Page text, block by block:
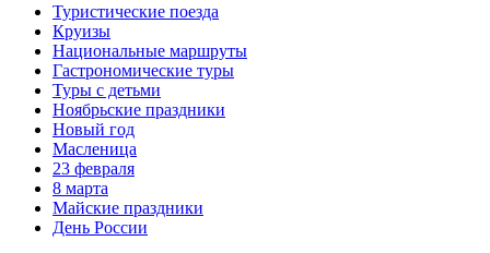
Туристические поезда
Круизы
Национальные маршруты
Гастрономические туры
Туры с детьми
Ноябрьские праздники
Новый год
Масленица
23 февраля
8 марта
Майские праздники
День России